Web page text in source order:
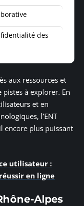
des
aux ressources et
à explorer. En
et en
l’ENT
encore plus puissant
utilisateur :
en ligne
Alpes